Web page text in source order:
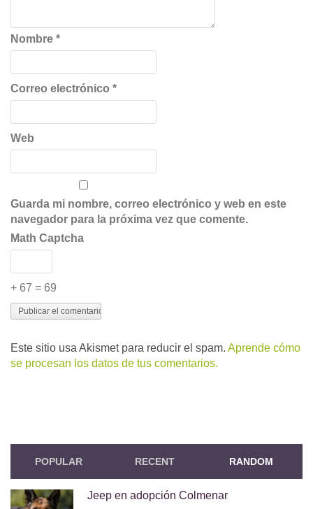
Nombre *
Correo electrónico *
Web
Guarda mi nombre, correo electrónico y web en este
navegador para la próxima vez que comente.
Math Captcha
+ 67 = 69
Este sitio usa Akismet para reducir el spam. Aprende cómo
se procesan los datos de tus comentarios.
POPULAR RECENT RANDOM
Jeep en adopción Colmenar